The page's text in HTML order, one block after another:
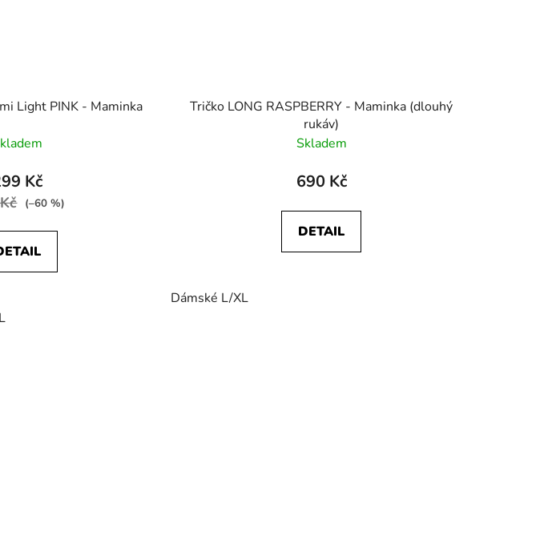
Light PINK - Maminka
Kč
(–60 %)
Tričko LONG RASPBERRY - Maminka (dlouhý
rukáv)
Skladem
690 Kč
DETAIL
Dámské L/XL